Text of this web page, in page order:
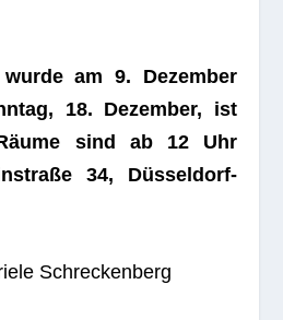
am 9. Dezem­ber
18. Dezem­ber, ist
sind ab 12 Uhr
34, Düsseldorf-
Schreckenberg